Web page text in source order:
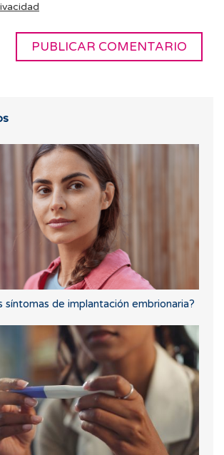
síntomas de implantación embrionaria?